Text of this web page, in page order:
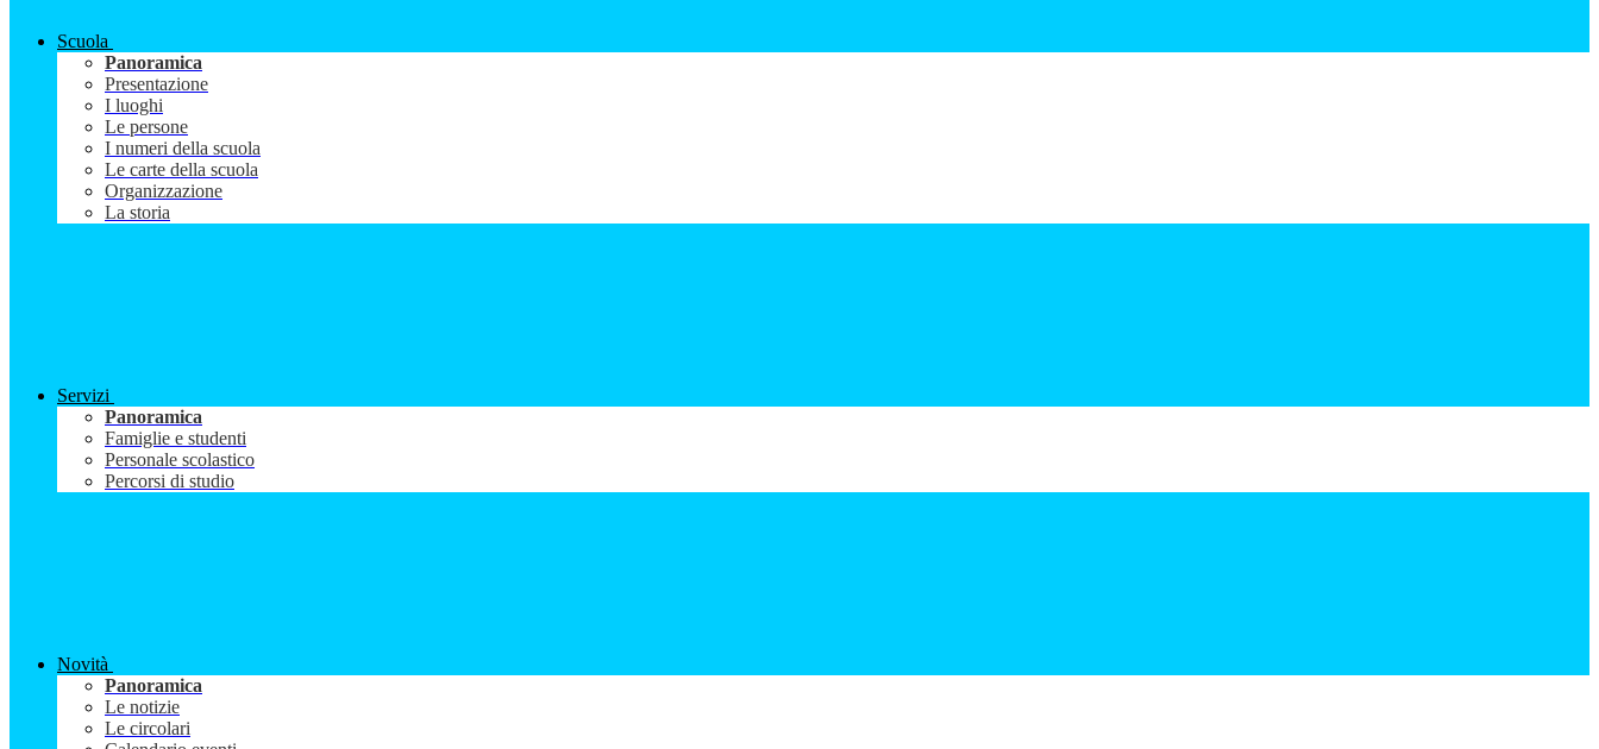
Scuola
Panoramica
Presentazione
I luoghi
Le persone
I numeri della scuola
Le carte della scuola
Organizzazione
La storia
Servizi
Panoramica
Famiglie e studenti
Personale scolastico
Percorsi di studio
Novità
Panoramica
Le notizie
Le circolari